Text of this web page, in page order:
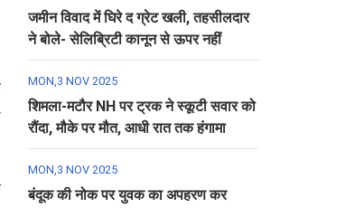
जमीन विवाद में घिरे द ग्रेट खली, तहसीलदार
ने बोले- सेलिब्रिटी कानून से ऊपर नहीं
MON,3 NOV 2025
शिमला-मटौर NH पर ट्रक ने स्कूटी सवार को
रौंदा, मौके पर मौत, आधी रात तक हंगामा
MON,3 NOV 2025
बंदूक की नोक पर युवक का अपहरण कर